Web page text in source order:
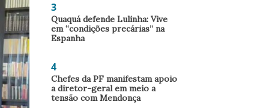
3
Quaquá defende Lulinha: Vive
em “condições precárias” na
Espanha
4
Chefes da PF manifestam apoio
a diretor-geral em meio a
tensão com Mendonça